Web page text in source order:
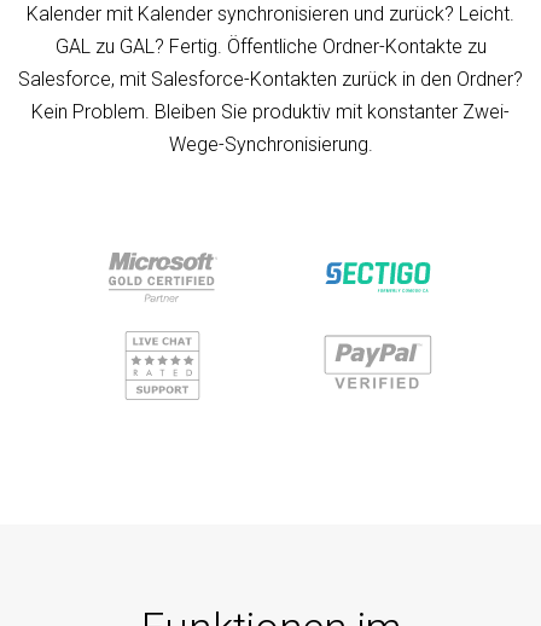
Kalender mit Kalender synchronisieren und zurück? Leicht.
GAL zu GAL? Fertig. Öffentliche Ordner-Kontakte zu
Salesforce, mit Salesforce-Kontakten zurück in den Ordner?
Kein Problem. Bleiben Sie produktiv mit konstanter Zwei-
Wege-Synchronisierung.